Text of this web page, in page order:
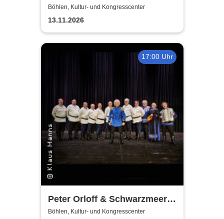
Fräulein Luise und ihr
Ensemble - das Original
Böhlen, Kultur- und Kongresscenter
13.11.2026
17:00 Uhr
Peter Orloff & Schwarzmeer
Kosaken Chor - Die
Böhlen, Kultur- und Kongresscenter